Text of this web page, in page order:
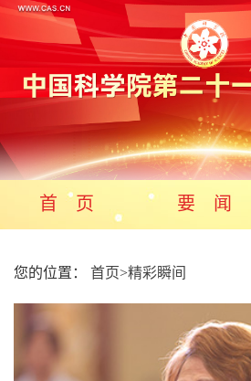
首 页 要 闻
您的位置： 首页>精彩瞬间